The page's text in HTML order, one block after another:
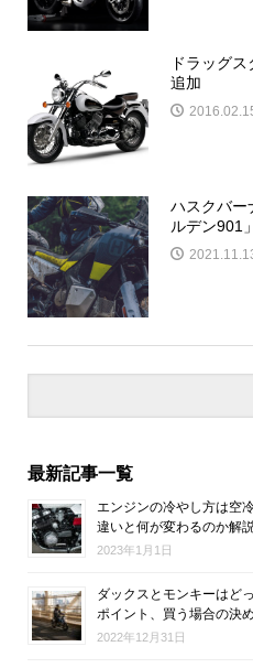
ドラッグ
追加
ハスクバー
ルデン901
最新記事一覧
エンジンの冷やし方は空
違いと何が変わるのか解説
2023年1月1日
ダックスとモンキーはど
ポイント、買う場合の決
2022年12月31日